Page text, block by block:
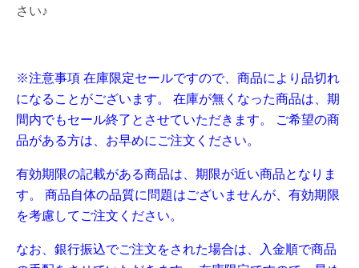
さい♪
※注意事項 在庫限定セールですので、商品により品切れ
になることがございます。 在庫が無くなった商品は、期
間内でもセール終了とさせていただきます。 ご希望の商
品がある方は、お早めにご注文ください。
有効期限の記載がある商品は、期限が近い商品となりま
す。 商品自体の品質に問題はございませんが、有効期限
を考慮してご注文ください。
なお、銀行振込でご注文をされた場合は、入金順で商品